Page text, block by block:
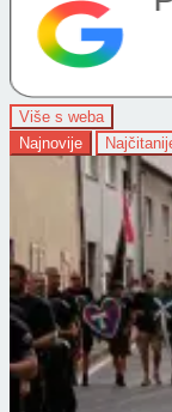
Više s weba
Najnovije